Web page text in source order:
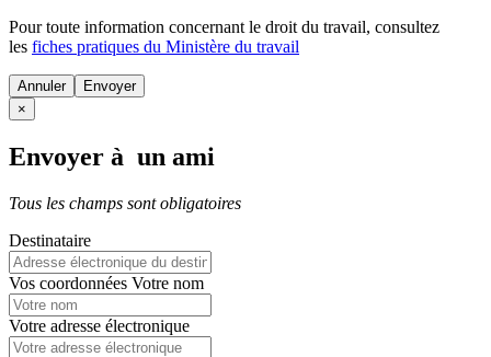
Pour toute information concernant le droit du travail, consultez
les fiches pratiques du Ministère du travail
Annuler
×
Envoyer à un ami
Tous les champs sont obligatoires
Destinataire
Vos coordonnées Votre nom
Votre adresse électronique